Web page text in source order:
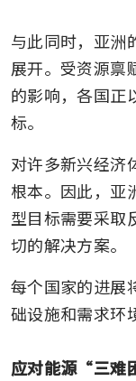
与此同时，亚洲
展开。受资源禀
的影响，各国正
标。
对许多新兴经济
根本。因此，亚
型目标需要采取
切的解决方案。
每个国家的进展
础设施和需求环
应对能源“三难